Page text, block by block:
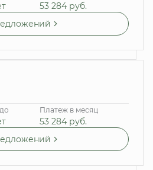
53 284 руб.
Платеж в месяц
53 284 руб.